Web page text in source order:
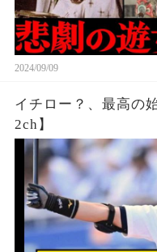
2024/09/09
イチロー？、最高の
2ch】